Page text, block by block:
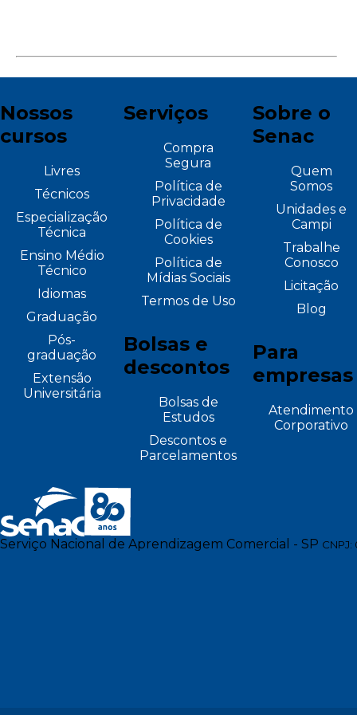
Nossos
cursos
Livres
Técnicos
Especialização
Técnica
Ensino Médio
Técnico
Idiomas
Graduação
Pós-
graduação
Extensão
Universitária
Serviços
Compra
Segura
Política de
Privacidade
Política de
Cookies
Política de
Mídias Sociais
Termos de Uso
Bolsas e
descontos
Bolsas de
Estudos
Descontos e
Parcelamentos
Sobre o
Senac
Quem
Somos
Unidades e
Campi
Trabalhe
Conosco
Licitação
Blog
Para
empresas
Atendimento
Corporativo
Serviço Nacional de Aprendizagem Comercial - SP